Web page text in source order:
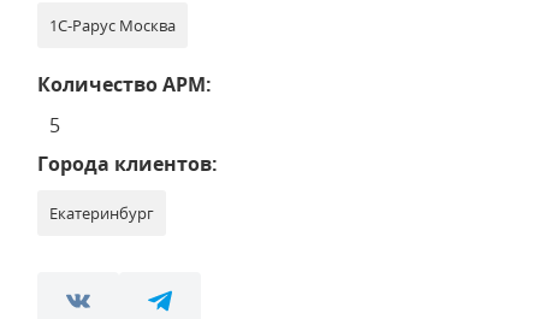
1С-Рарус Москва
Количество АРМ:
5
Города клиентов:
Екатеринбург